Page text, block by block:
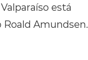
está
Roald Amundsen.